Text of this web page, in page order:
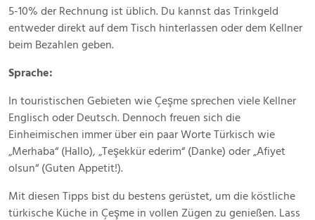
5-10% der Rechnung ist üblich. Du kannst das Trinkgeld
entweder direkt auf dem Tisch hinterlassen oder dem Kellner
beim Bezahlen geben.
Sprache:
In touristischen Gebieten wie Çeşme sprechen viele Kellner
Englisch oder Deutsch. Dennoch freuen sich die
Einheimischen immer über ein paar Worte Türkisch wie
„Merhaba“ (Hallo), „Teşekkür ederim“ (Danke) oder „Afiyet
olsun“ (Guten Appetit!).
Mit diesen Tipps bist du bestens gerüstet, um die köstliche
türkische Küche in Çeşme in vollen Zügen zu genießen. Lass